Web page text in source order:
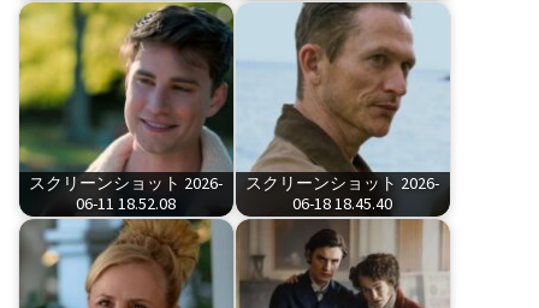
スクリーンショット 2026-
06-11 18.52.08
スクリーンショット 2026-
06-18 18.45.40